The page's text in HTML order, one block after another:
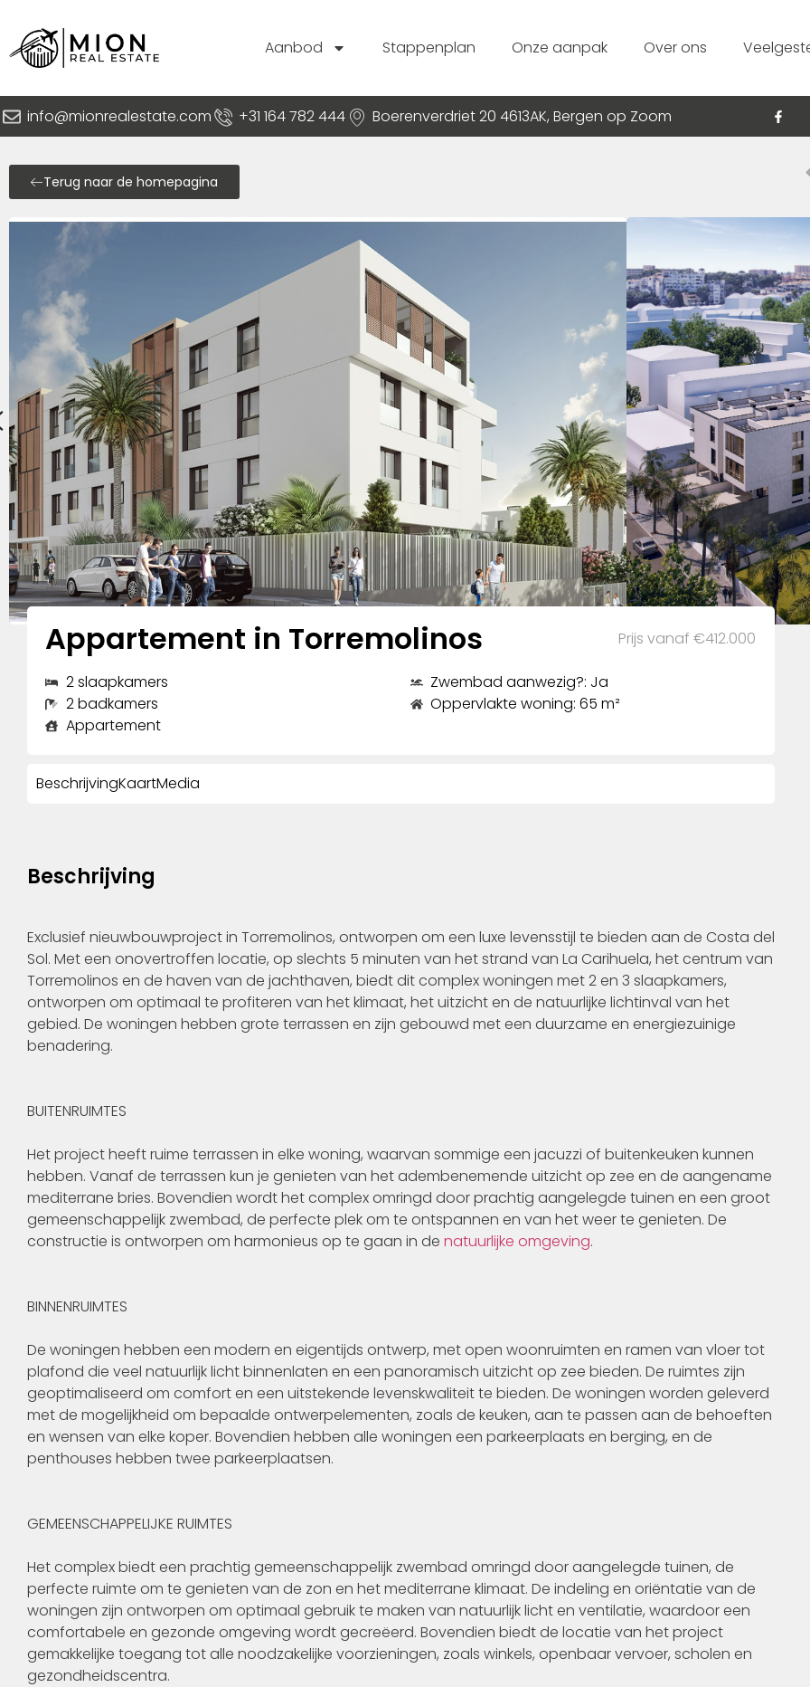
Aanbod Stappenplan Onze aanpak Over ons
info@mionrealestate.com +31 164 782 444 Boerenverdriet 20 4613AK, Bergen op Zoom
Terug naar de homepagina
Appartement in Torremolinos Prijs vanaf €412.000
2 slaapkamers
2 badkamers
Appartement
Zwembad aanwezig?: Ja
Oppervlakte woning: 65 m²
BeschrijvingKaartMedia
Beschrijving
Exclusief nieuwbouwproject in Torremolinos, ontworpen om een luxe levensstijl te bieden aan de Costa del
Sol. Met een onovertroffen locatie, op slechts 5 minuten van het strand van La Carihuela, het centrum van
Torremolinos en de haven van de jachthaven, biedt dit complex woningen met 2 en 3 slaapkamers,
ontworpen om optimaal te profiteren van het klimaat, het uitzicht en de natuurlijke lichtinval van het
gebied. De woningen hebben grote terrassen en zijn gebouwd met een duurzame en energiezuinige
benadering.
BUITENRUIMTES
Het project heeft ruime terrassen in elke woning, waarvan sommige een jacuzzi of buitenkeuken kunnen
hebben. Vanaf de terrassen kun je genieten van het adembenemende uitzicht op zee en de aangename
mediterrane bries. Bovendien wordt het complex omringd door prachtig aangelegde tuinen en een groot
gemeenschappelijk zwembad, de perfecte plek om te ontspannen en van het weer te genieten. De
constructie is ontworpen om harmonieus op te gaan in de natuurlijke omgeving.
BINNENRUIMTES
De woningen hebben een modern en eigentijds ontwerp, met open woonruimten en ramen van vloer tot
plafond die veel natuurlijk licht binnenlaten en een panoramisch uitzicht op zee bieden. De ruimtes zijn
geoptimaliseerd om comfort en een uitstekende levenskwaliteit te bieden. De woningen worden geleverd
met de mogelijkheid om bepaalde ontwerpelementen, zoals de keuken, aan te passen aan de behoeften
en wensen van elke koper. Bovendien hebben alle woningen een parkeerplaats en berging, en de
penthouses hebben twee parkeerplaatsen.
GEMEENSCHAPPELIJKE RUIMTES
Het complex biedt een prachtig gemeenschappelijk zwembad omringd door aangelegde tuinen, de
perfecte ruimte om te genieten van de zon en het mediterrane klimaat. De indeling en oriëntatie van de
woningen zijn ontworpen om optimaal gebruik te maken van natuurlijk licht en ventilatie, waardoor een
comfortabele en gezonde omgeving wordt gecreëerd. Bovendien biedt de locatie van het project
gemakkelijke toegang tot alle noodzakelijke voorzieningen, zoals winkels, openbaar vervoer, scholen en
gezondheidscentra.